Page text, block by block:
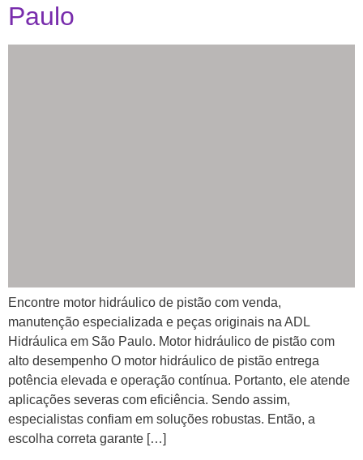
Paulo
Encontre motor hidráulico de pistão com venda,
manutenção especializada e peças originais na ADL
Hidráulica em São Paulo. Motor hidráulico de pistão com
alto desempenho O motor hidráulico de pistão entrega
potência elevada e operação contínua. Portanto, ele atende
aplicações severas com eficiência. Sendo assim,
especialistas confiam em soluções robustas. Então, a
escolha correta garante […]